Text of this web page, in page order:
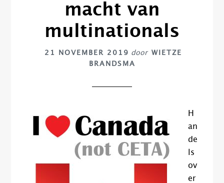
macht van
multinationals
21 NOVEMBER 2019 door WIETZE
BRANDSMA
H
an
de
ls
ov
er